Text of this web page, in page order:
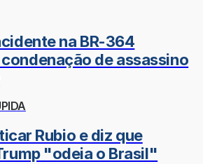
na BR-364
de assassino
Rubio e diz que
"odeia o Brasil"